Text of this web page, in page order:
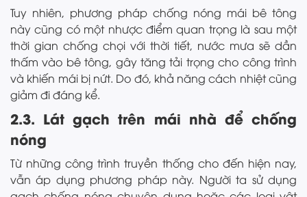
Tuy nhiên, phương pháp chống nóng mái bê tông
này cũng có một nhược điểm quan trọng là sau một
thời gian chống chọi với thời tiết, nước mưa sẽ dần
thấm vào bê tông, gây tăng tải trọng cho công trình
và khiến mái bị nứt. Do đó, khả năng cách nhiệt cũng
giảm đi đáng kể.
2.3. Lát gạch trên mái nhà để chống
nóng
Từ những công trình truyền thống cho đến hiện nay,
vẫn áp dụng phương pháp này. Người ta sử dụng